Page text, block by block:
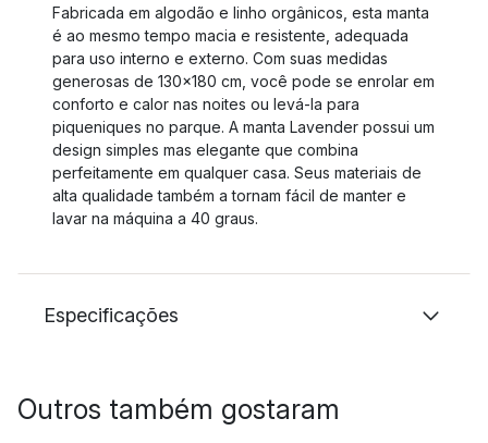
Fabricada em algodão e linho orgânicos, esta manta
é ao mesmo tempo macia e resistente, adequada
para uso interno e externo. Com suas medidas
generosas de 130x180 cm, você pode se enrolar em
conforto e calor nas noites ou levá-la para
piqueniques no parque. A manta Lavender possui um
design simples mas elegante que combina
perfeitamente em qualquer casa. Seus materiais de
alta qualidade também a tornam fácil de manter e
lavar na máquina a 40 graus.
Especificações
Outros também gostaram